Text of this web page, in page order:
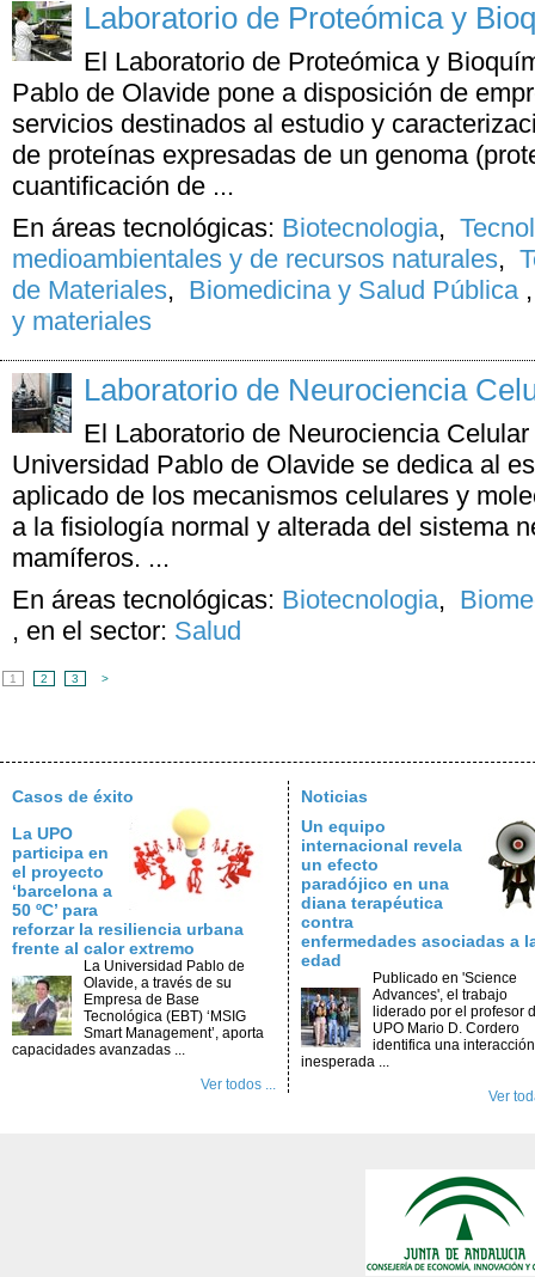
Laboratorio de Proteómica y
El Laboratorio de Proteómica y
Pablo de Olavide pone a disposición de
servicios destinados al estudio y
de proteínas expresadas de un genoma
cuantificación de ...
En áreas tecnológicas: Biotecnologia,
medioambientales y de recursos naturales,
de Materiales, Biomedicina y Salud Pública
y materiales
Laboratorio de Neurociencia
El Laboratorio de Neurociencia
Universidad Pablo de Olavide se dedica al
aplicado de los mecanismos celulares y
a la fisiología normal y alterada del sistema
mamíferos. ...
En áreas tecnológicas: Biotecnologia,
, en el sector: Salud
1 2 3 >
Casos de éxito
La UPO
participa en
el proyecto
‘barcelona a
50 ºC’ para
reforzar la resiliencia urbana
frente al calor extremo
La Universidad Pablo de
Olavide, a través de su
Empresa de Base
Tecnológica (EBT) ‘MSIG
Smart Management’, aporta
capacidades avanzadas ...
Ver todos ...
Noticias
Un equipo
internacional revela
un efecto
paradójico en una
diana terapéutica
contra
enfermedades asociadas a
edad
Publicado en 'Science
Advances', el trabajo
liderado por el profesor
UPO Mario D. Cordero
identifica una interacción
inesperada ...
Ver